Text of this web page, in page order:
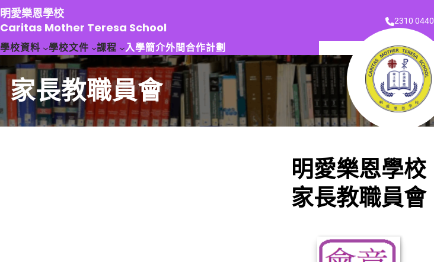
跳
至
主
要
容
明愛樂恩學校
Caritas Mother Teresa School
2310 0440
學校資料 學校文件 課程 入學簡介外間合作計劃
家長教職員會
明愛樂恩學校
家長教職員會